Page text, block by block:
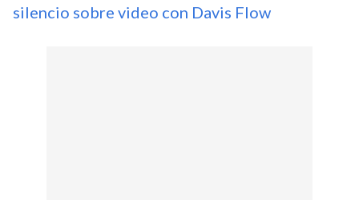
silencio sobre video con Davis Flow